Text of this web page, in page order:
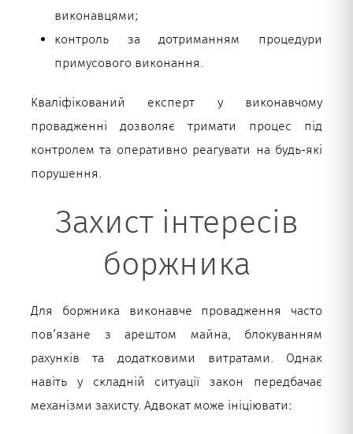
виконавцями;
контроль за дотриманням процедури
примусового виконання.
Кваліфікований експерт у виконавчому
провадженні дозволяє тримати процес під
контролем та оперативно реагувати на будь-які
порушення.
Захист інтересів
боржника
Для боржника виконавче провадження часто
пов’язане з арештом майна, блокуванням
рахунків та додатковими витратами. Однак
навіть у складній ситуації закон передбачає
механізми захисту. Адвокат може ініціювати: